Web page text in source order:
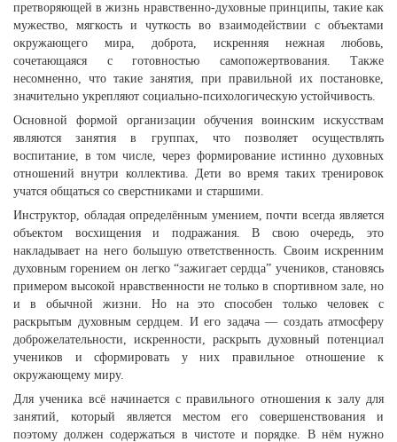
претворяющей в жизнь нравственно-духовные принципы, такие как
мужество, мягкость и чуткость во взаимодействии с объектами
окружающего мира, доброта, искренняя нежная любовь,
сочетающаяся с готовностью самопожертвования. Также
несомненно, что такие занятия, при правильной их постановке,
значительно укрепляют социально-психологическую устойчивость.
Основной формой организации обучения воинским искусствам
являются занятия в группах, что позволяет осуществлять
воспитание, в том числе, через формирование истинно духовных
отношений внутри коллектива. Дети во время таких тренировок
учатся общаться со сверстниками и стaршими.
Инструктор, обладая определённым умением, почти всегда является
объектом восхищения и подражания. В свою очередь, это
накладывает на него большую ответственность. Своим искренним
духовным горением он легко “зажигает сердца” учеников, становясь
примером высокой нравственности не только в спортивном зале, но
и в обычной жизни. Но на это способен только человек с
раскрытым духовным сердцем. И его задача — создать атмосферу
доброжелательности, искренности, раскрыть духовный потенциал
учеников и сформировать у них правильное отношение к
окружающему миру.
Для ученика всё начинается с правильного отношения к залу для
занятий, который является местом его совершенствования и
поэтому должен содержаться в чистоте и порядке. В нём нужно